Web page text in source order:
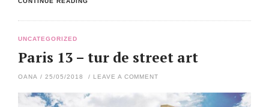
UNCATEGORIZED
Paris 13 – tur de street art
OANA / 25/05/2018 / LEAVE A COMMENT